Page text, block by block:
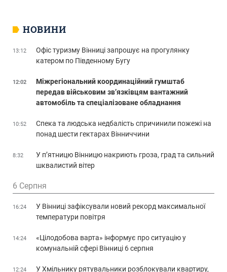
НОВИНИ
13:12
Офіс туризму Вінниці запрошує на прогулянку
катером по Південному Бугу
12:02
Міжрегіональний координаційний гумштаб
передав військовим зв’язківцям вантажний
автомобіль та спеціалізоване обладнання
10:52
Спека та людська недбалість спричинили пожежі на
понад шести гектарах Вінниччини
8:32
У п’ятницю Вінницю накриють гроза, град та сильний
шквалистий вітер
6 Серпня
16:24
У Вінниці зафіксували новий рекорд максимальної
температури повітря
14:24
«Цілодобова варта» інформує про ситуацію у
комунальній сфері Вінниці 6 серпня
12:24
У Хмільнику рятувальники розблокували квартиру,